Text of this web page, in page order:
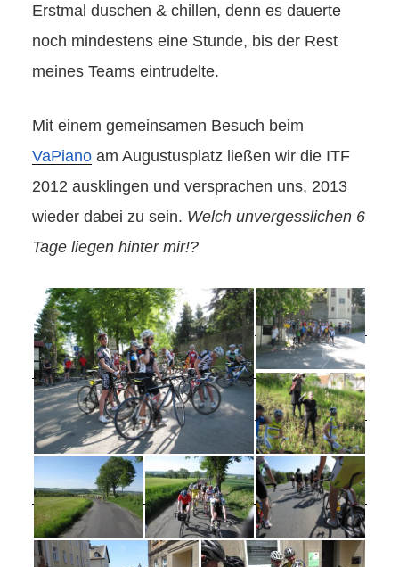
Erstmal duschen & chillen, denn es dauerte
noch mindestens eine Stunde, bis der Rest
meines Teams eintrudelte.
Mit einem gemeinsamen Besuch beim
VaPiano am Augustusplatz ließen wir die ITF
2012 ausklingen und versprachen uns, 2013
wieder dabei zu sein. Welch unvergesslichen 6
Tage liegen hinter mir!?